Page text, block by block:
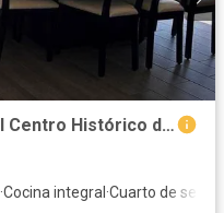
PH Amueblado en Renta en el Centro Histórico de Puebla
·Cocina integral ·Cuarto de